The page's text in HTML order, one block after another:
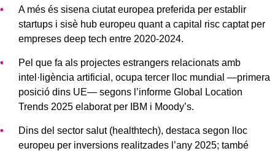
A més és sisena ciutat europea preferida per establir
startups i sisè hub europeu quant a capital risc captat per
empreses deep tech entre 2020-2024.
Pel que fa als projectes estrangers relacionats amb
intel·ligència artificial, ocupa tercer lloc mundial —primera
posició dins UE— segons l’informe Global Location
Trends 2025 elaborat per IBM i Moody’s.
Dins del sector salut (healthtech), destaca segon lloc
europeu per inversions realitzades l’any 2025; també